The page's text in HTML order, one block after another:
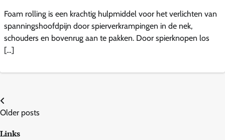
Foam rolling is een krachtig hulpmiddel voor het verlichten van
spanningshoofdpijn door spierverkrampingen in de nek,
schouders en bovenrug aan te pakken. Door spierknopen los
[…]
Posts
navigation
Older posts
Links